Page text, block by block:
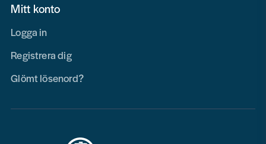
Mitt konto
Logga in
Registrera dig
Glömt lösenord?